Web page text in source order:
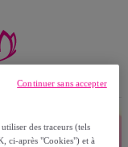
des traceurs (tels
ci-après "Cookies") et à
Continuer sans accepter